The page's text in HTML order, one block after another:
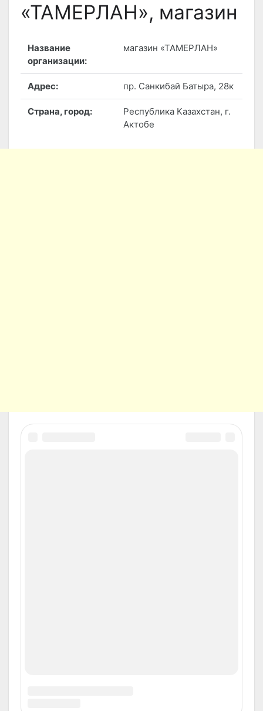
«ТАМЕРЛАН», магазин
Название
организации:
магазин «ТАМЕРЛАН»
Адрес: пр. Санкибай Батыра, 28к
Страна, город:
Республика Казахстан, г.
Актобе